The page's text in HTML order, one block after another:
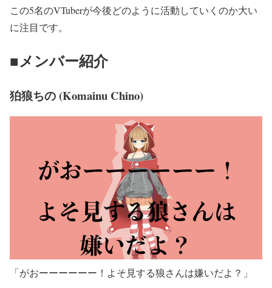
この5名のVTuberが今後どのように活動していくのか大い
に注目です。
■メンバー紹介
狛狼ちの (Komainu Chino)
「がおーーーーーー！よそ見する狼さんは嫌いだよ？」